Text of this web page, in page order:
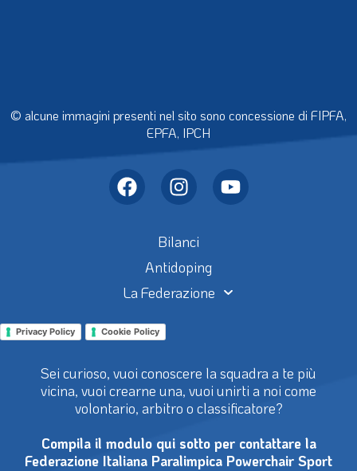
© alcune immagini presenti nel sito sono concessione di FIPFA,
EPFA, IPCH
Bilanci
Antidoping
La Federazione
Privacy Policy Cookie Policy
Sei curioso, vuoi conoscere la squadra a te più
vicina, vuoi crearne una, vuoi unirti a noi come
volontario, arbitro o classificatore?
Compila il modulo qui sotto per contattare la
Federazione Italiana Paralimpica Powerchair Sport